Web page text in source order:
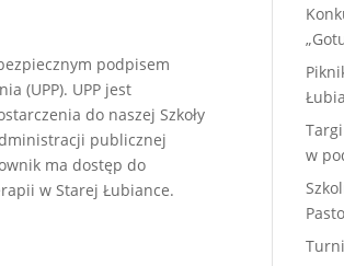
podpisem
(UPP). UPP jest
do naszej Szkoły
publicznej
ma dostęp do
w Starej Łubiance.
w